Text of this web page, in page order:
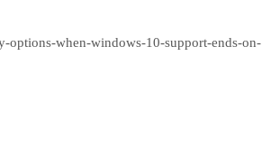
when-windows-10-support-ends-on-